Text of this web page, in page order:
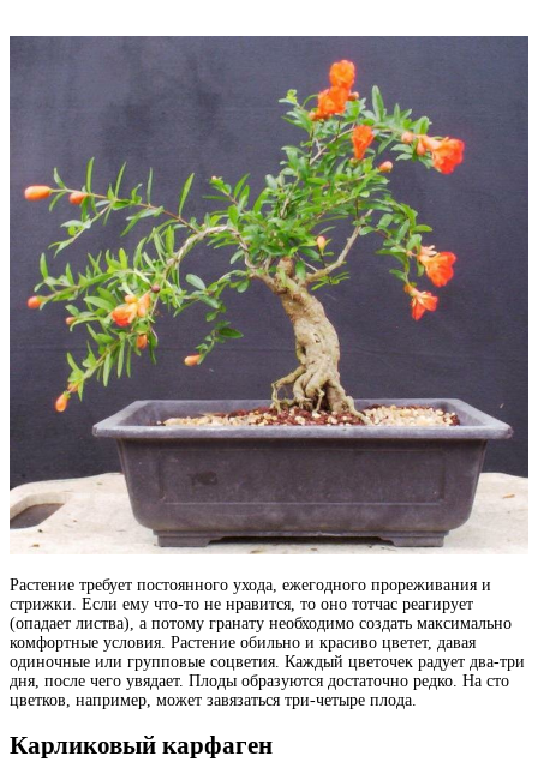
Растение требует постоянного ухода, ежегодного прореживания и
стрижки. Если ему что-то не нравится, то оно тотчас реагирует
(опадает листва), а потому гранату необходимо создать максимально
комфортные условия. Растение обильно и красиво цветет, давая
одиночные или групповые соцветия. Каждый цветочек радует два-три
дня, после чего увядает. Плоды образуются достаточно редко. На сто
цветков, например, может завязаться три-четыре плода.
Карликовый карфаген